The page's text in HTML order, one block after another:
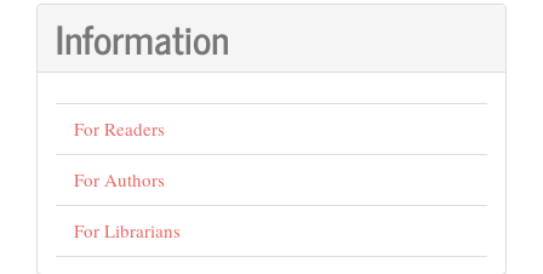
Information
For Readers
For Authors
For Librarians